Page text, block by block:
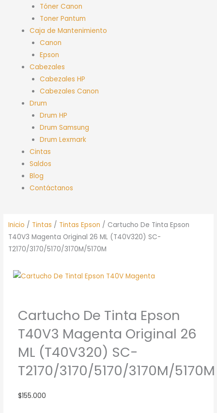
Tóner Canon
Toner Pantum
Caja de Mantenimiento
Canon
Epson
Cabezales
Cabezales HP
Cabezales Canon
Drum
Drum HP
Drum Samsung
Drum Lexmark
Cintas
Saldos
Blog
Contáctanos
Inicio / Tintas / Tintas Epson / Cartucho De Tinta Epson
T40V3 Magenta Original 26 ML (T40V320) SC-
T2170/3170/5170/3170M/5170M
Cartucho De Tinta Epson
T40V3 Magenta Original 26
ML (T40V320) SC-
T2170/3170/5170/3170M/5170M
$155.000